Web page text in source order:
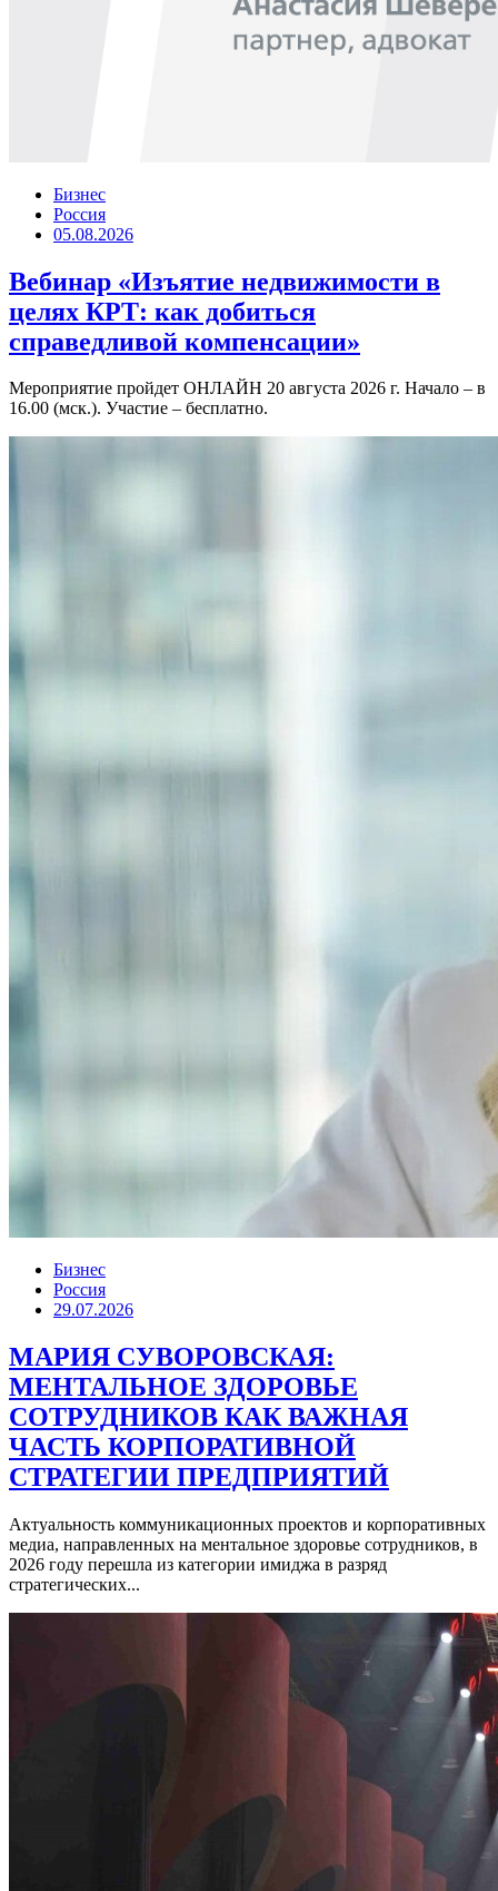
Бизнес
Россия
05.08.2026
Вебинар «Изъятие недвижимости в
целях КРТ: как добиться
справедливой компенсации»
Мероприятие пройдет ОНЛАЙН 20 августа 2026 г. Начало – в
16.00 (мск.). Участие – бесплатно.
Бизнес
Россия
29.07.2026
МАРИЯ СУВОРОВСКАЯ:
МЕНТАЛЬНОЕ ЗДОРОВЬЕ
СОТРУДНИКОВ КАК ВАЖНАЯ
ЧАСТЬ КОРПОРАТИВНОЙ
СТРАТЕГИИ ПРЕДПРИЯТИЙ
Актуальность коммуникационных проектов и корпоративных
медиа, направленных на ментальное здоровье сотрудников, в
2026 году перешла из категории имиджа в разряд
стратегических...